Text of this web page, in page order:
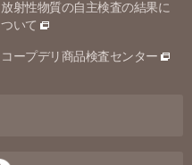
放射性物質の自主検査の結果に
ついて
コープデリ商品検査センター